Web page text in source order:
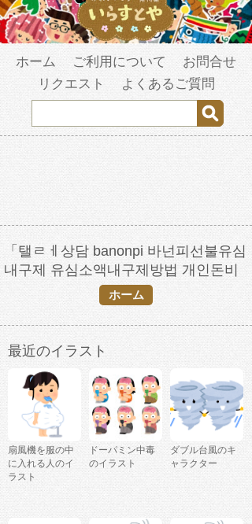
ホーム ご利用について
お問合せ
リクエスト
よくあるご質問
「탤ㄹㅔ상담 banonpi 바넌피선불유심
내구제 유심소액내구제방법 개인돈비
대면소액대출 거제시장기연체자비대면
소액급전대출 카카오톡비상금대출」の
検索結果
ホーム
最近のイラスト
扇風機を服の中
に入れる人のイ
ラスト
ドーパミン中毒
のイラスト
ダブル台風のキ
ャラクター